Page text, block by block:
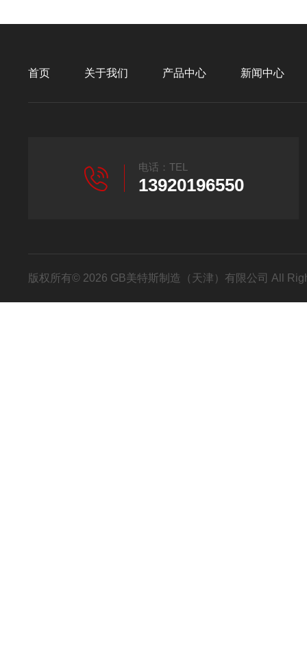
首页 关于我们 产品中心 新闻中心
电话：TEL
13920196550
版权所有© 2026 GB美特斯制造（天津）有限公司 All